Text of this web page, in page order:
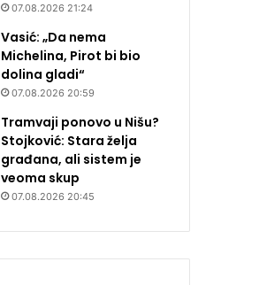
07.08.2026 21:24
Vasić: „Da nema
Michelina, Pirot bi bio
dolina gladi“
07.08.2026 20:59
Tramvaji ponovo u Nišu?
Stojković: Stara želja
građana, ali sistem je
veoma skup
07.08.2026 20:45